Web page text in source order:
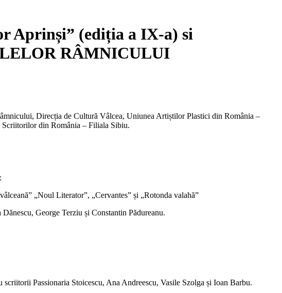
Aprinși” (ediția a IX-a) si
RÂMNICULUI
Direcția de Cultură Vâlcea, Uniunea Artiștilor Plastici din România –
Scriitorilor din România – Filiala Sibiu.
„Noul Literator”, „Cervantes” și „Rotonda valahă”
George Terziu și Constantin Pădureanu.
Passionaria Stoicescu, Ana Andreescu, Vasile Szolga și Ioan Barbu.